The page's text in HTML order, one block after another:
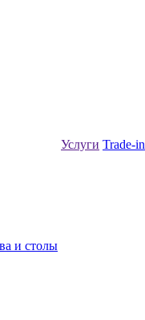
и столы
Услуги Trade-in